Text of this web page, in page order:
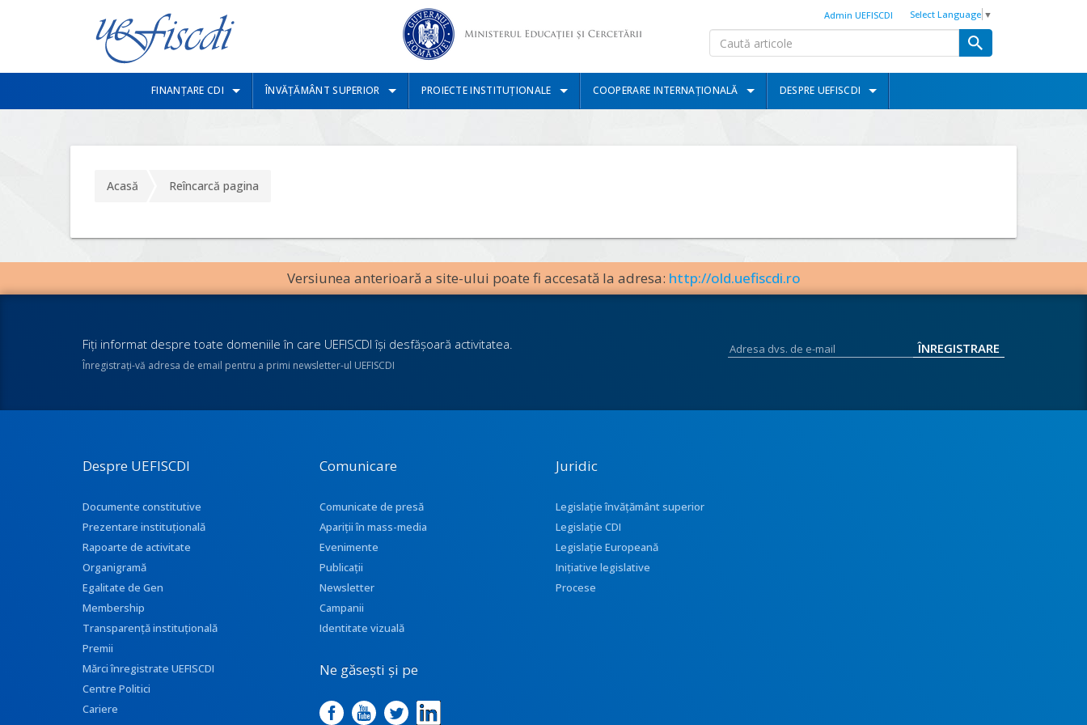
Select Language ▼
Admin UEFISCDI
FINANȚARE CDI ÎNVĂȚĂMÂNT SUPERIOR PROIECTE INSTITUȚIONALE COOPERARE INTERNAȚIONALĂ DESPRE UEFISCDI
Acasă Reîncarcă pagina
Versiunea anterioară a site-ului poate fi accesată la adresa: http://old.uefiscdi.ro
Fiţi informat despre toate domeniile în care UEFISCDI îşi desfăşoară activitatea.
Înregistraţi-vă adresa de email pentru a primi newsletter-ul UEFISCDI
Despre UEFISCDI
Documente constitutive
Prezentare instituţională
Rapoarte de activitate
Organigramă
Egalitate de Gen
Membership
Transparenţă instituţională
Premii
Mărci înregistrate UEFISCDI
Centre Politici
Cariere
Comunicare
Comunicate de presă
Apariţii în mass-media
Evenimente
Publicații
Newsletter
Campanii
Identitate vizuală
Ne găsești și pe
Juridic
Legislație învățământ superior
Legislație CDI
Legislație Europeană
Inițiative legislative
Procese